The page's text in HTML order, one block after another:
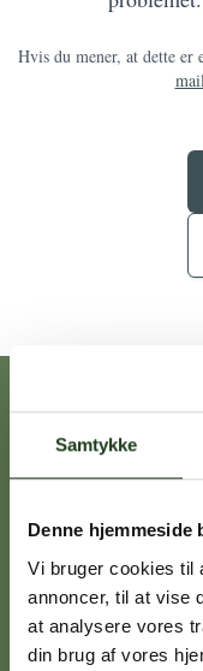
Samtykke
Denne hjemmeside
Vi bruger cookies til
annoncer, til at vise
at analysere vores
din brug af vores
Hvis du mener, at dette er
Vores